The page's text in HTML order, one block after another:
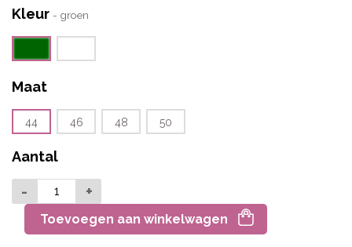
Kleur - groen
Maat
44 46 48 50
Aantal
- +
Toevoegen aan winkelwagen